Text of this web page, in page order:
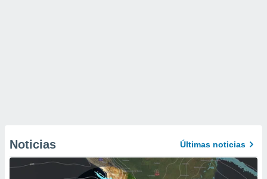
Noticias Últimas noticias